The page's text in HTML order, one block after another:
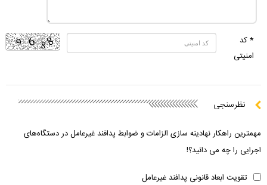
* کد
امنیتی
نظرسنجی
مهمترین راهکار نهادینه سازی الزامات و ضوابط پدافند غیرعامل در دستگاه‌های
اجرایی را چه می دانید؟!
تقویت ابعاد قانونی پدافند غیرعامل